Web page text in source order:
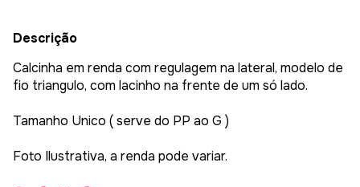
Descrição
Calcinha em renda com regulagem na lateral, modelo de
fio triangulo, com lacinho na frente de um só lado.
Tamanho Unico ( serve do PP ao G )
Foto Ilustrativa, a renda pode variar.